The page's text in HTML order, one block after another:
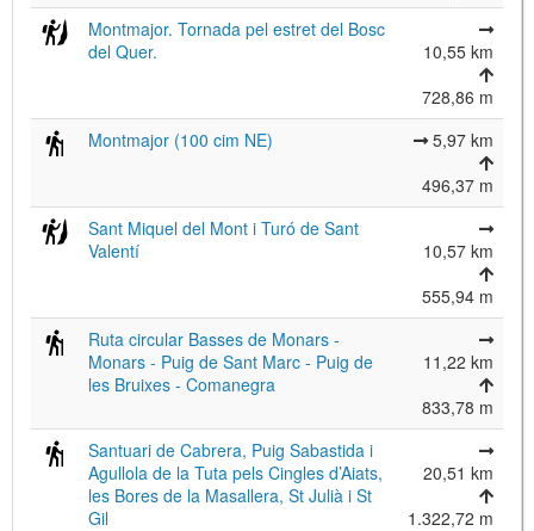
Montmajor. Tornada pel estret del Bosc
del Quer.
10,55 km
728,86 m
Montmajor (100 cim NE)
5,97 km
496,37 m
Sant Miquel del Mont i Turó de Sant
Valentí
10,57 km
555,94 m
Ruta circular Basses de Monars -
Monars - Puig de Sant Marc - Puig de
les Bruixes - Comanegra
11,22 km
833,78 m
Santuari de Cabrera, Puig Sabastida i
Agullola de la Tuta pels Cingles d’Aiats,
les Bores de la Masallera, St Julià i St
Gil
20,51 km
1.322,72 m